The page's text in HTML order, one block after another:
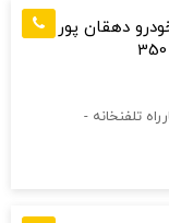
دهقان پور
تلفنخانه -